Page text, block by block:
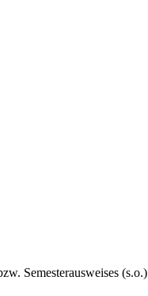
Semesterausweises (s.o.)